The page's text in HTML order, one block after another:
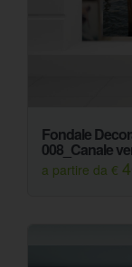
Fondale
008_Canale
a partire da €